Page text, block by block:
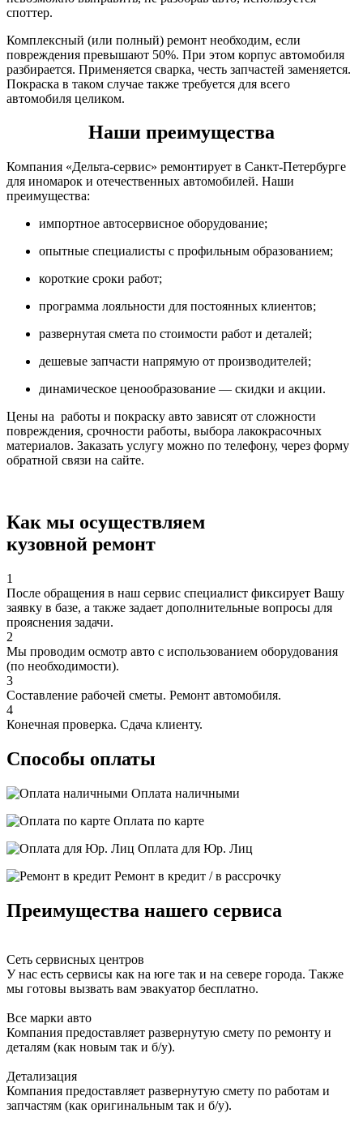
споттер.
Комплексный (или полный) ремонт необходим, если
повреждения превышают 50%. При этом корпус автомобиля
разбирается. Применяется сварка, честь запчастей заменяется.
Покраска в таком случае также требуется для всего
автомобиля целиком.
Наши преимущества
Компания «Дельта-сервис» ремонтирует в Санкт-Петербурге
для иномарок и отечественных автомобилей. Наши
преимущества:
импортное автосервисное оборудование;
опытные специалисты с профильным образованием;
короткие сроки работ;
программа лояльности для постоянных клиентов;
развернутая смета по стоимости работ и деталей;
дешевые запчасти напрямую от производителей;
динамическое ценообразование — скидки и акции.
Цены на работы и покраску авто зависят от сложности
повреждения, срочности работы, выбора лакокрасочных
материалов. Заказать услугу можно по телефону, через форму
обратной связи на сайте.
Как мы осуществляем
кузовной ремонт
1
После обращения в наш сервис специалист фиксирует Вашу
заявку в базе, а также задает дополнительные вопросы для
прояснения задачи.
2
Мы проводим осмотр авто с использованием оборудования
(по необходимости).
3
Составление рабочей сметы. Ремонт автомобиля.
4
Конечная проверка. Сдача клиенту.
Способы оплаты
Оплата наличными
Оплата по карте
Оплата для Юр. Лиц
Ремонт в кредит / в рассрочку
Преимущества нашего сервиса
Сеть сервисных центров
У нас есть сервисы как на юге так и на севере города. Также
мы готовы вызвать вам эвакуатор бесплатно.
Все марки авто
Компания предоставляет развернутую смету по ремонту и
деталям (как новым так и б/у).
Детализация
Компания предоставляет развернутую смету по работам и
запчастям (как оригинальным так и б/у).